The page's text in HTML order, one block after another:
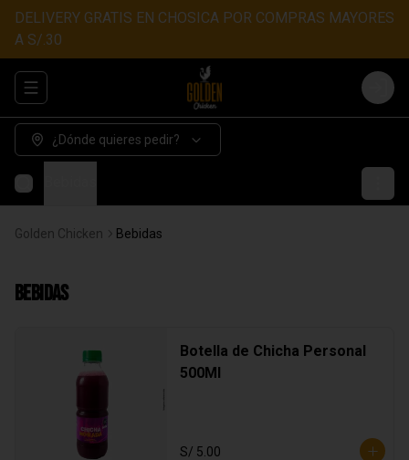
DELIVERY GRATIS EN CHOSICA POR COMPRAS MAYORES
A S/.30
Abrir menu de navegación Login
¿Dónde quieres pedir?
Golden Chicken Bebidas
Bebidas
Botella de Chicha Personal
500Ml
S/ 5.00